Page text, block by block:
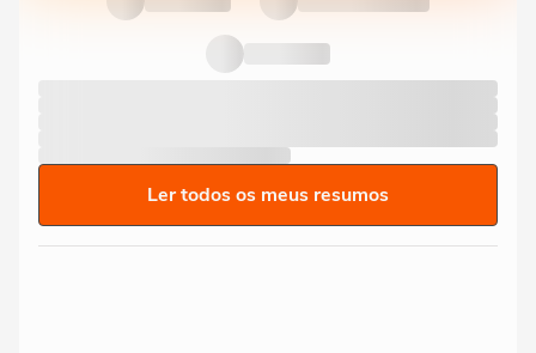
Ler todos os meus resumos